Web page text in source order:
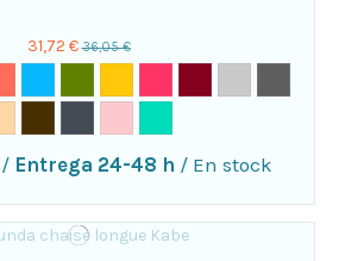
31,72 € 36,05 €
/ Entrega 24-48 h / En stock